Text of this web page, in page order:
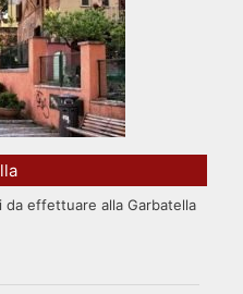
effettuare alla Garbatella